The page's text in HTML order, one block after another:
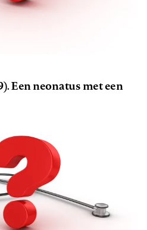
Een neonatus met een